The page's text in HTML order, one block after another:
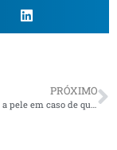
PRÓXIMO
Cuidados com a pele em caso de queimadura